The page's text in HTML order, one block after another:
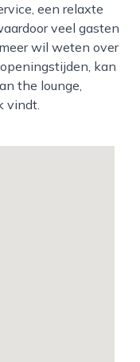
een relaxte
veel gasten
wil weten over
kan
the lounge,
vindt.